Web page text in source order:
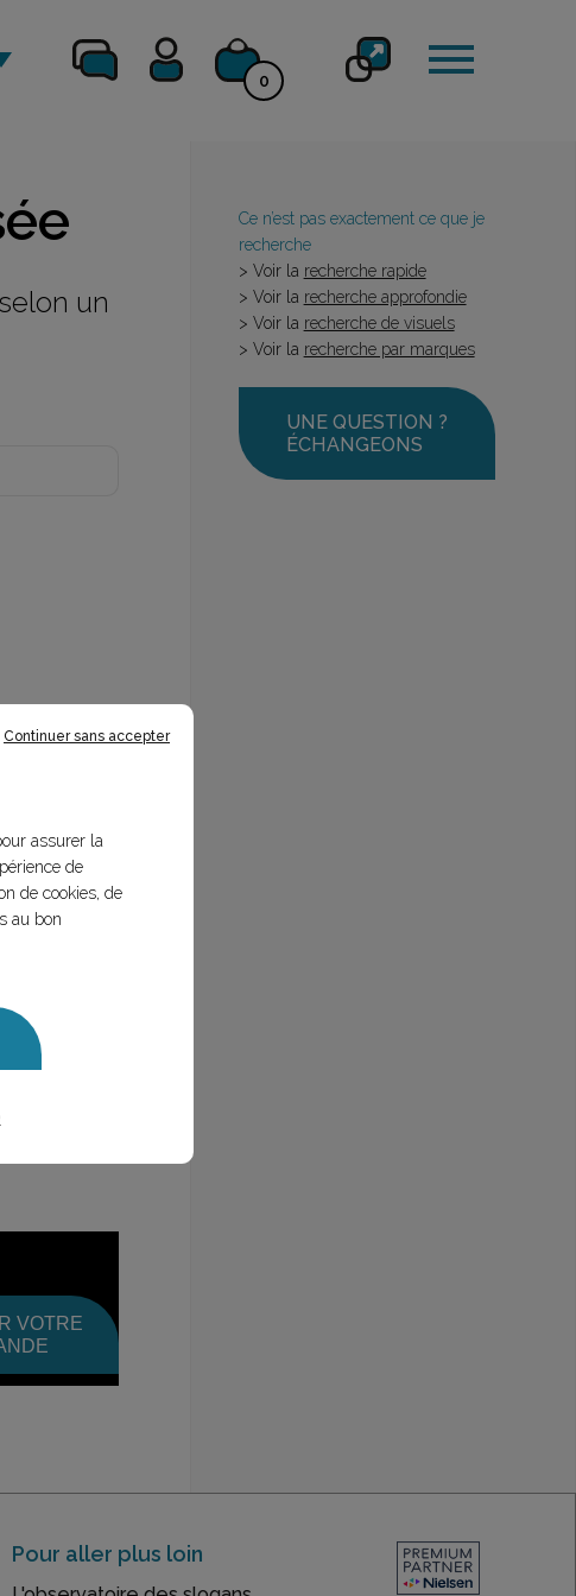
0
un
VOTRE
Ce n’est pas exactement ce que je
recherche
> Voir la recherche rapide
> Voir la recherche approfondie
> Voir la recherche de visuels
> Voir la recherche par marques
UNE QUESTION ?
ÉCHANGEONS
Pour aller plus loin
Continuer sans accepter
assurer la
de
de cookies, de
au bon